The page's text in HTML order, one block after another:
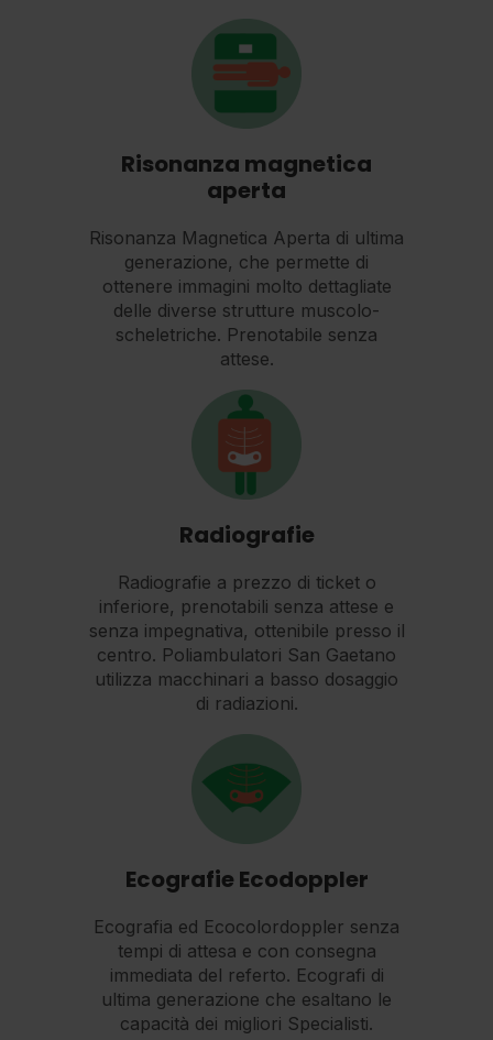
Risonanza magnetica
aperta
Risonanza Magnetica Aperta di ultima
generazione, che permette di
ottenere immagini molto dettagliate
delle diverse strutture muscolo-
scheletriche. Prenotabile senza
attese.
Radiografie
Radiografie a prezzo di ticket o
inferiore, prenotabili senza attese e
senza impegnativa, ottenibile presso il
centro. Poliambulatori San Gaetano
utilizza macchinari a basso dosaggio
di radiazioni.
Ecografie Ecodoppler
Ecografia ed Ecocolordoppler senza
tempi di attesa e con consegna
immediata del referto. Ecografi di
ultima generazione che esaltano le
capacità dei migliori Specialisti.